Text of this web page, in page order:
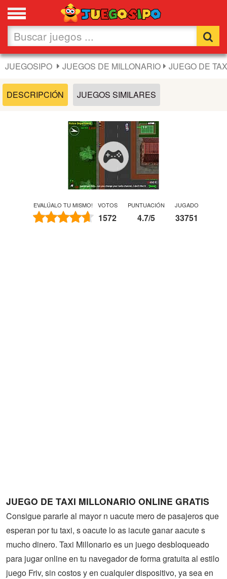
Favoritos
Nuevos
Flash
Chicas
Fútbol
Animaciones
JUEGOSIPO JUEGOS DE MILLONARIO JUEGO DE
DESCRIPCIÓN JUEGOS SIMILARES
EVALÚALO TU MISMO! VOTOS
1572
PUNTUACIÓN
4.7/5
JUGADO
33751
JUEGO DE TAXI MILLONARIO ONLINE GRATIS
Consigue pararle al mayor n uacute mero de pasajeros que
esperan por tu taxi, s oacute lo as iacute ganar aacute s
mucho dinero. Taxi Millonario es un juego desbloqueado
para jugar online en tu navegador de forma gratuita al estilo
juego Friv, sin costos y en cualquier dispositivo, ya sea en